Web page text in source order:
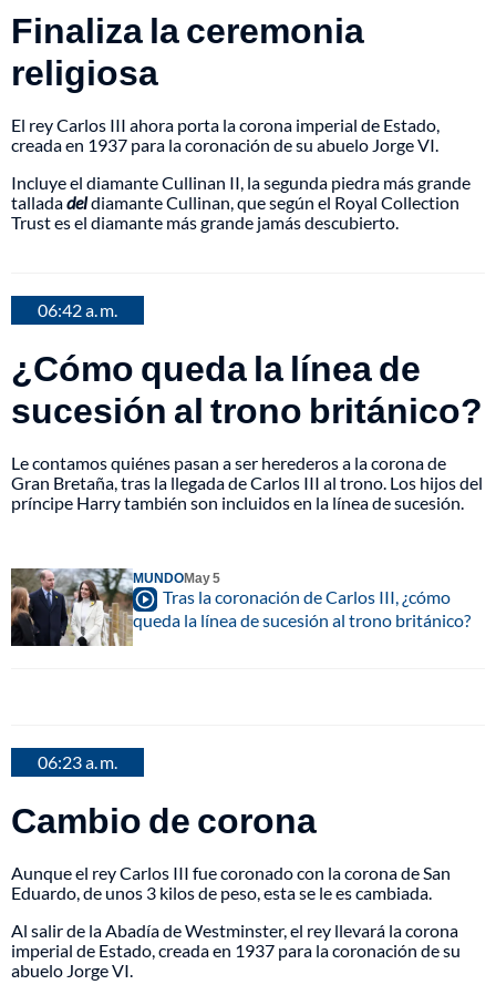
Finaliza la ceremonia
religiosa
El rey Carlos III ahora porta la corona imperial de Estado,
creada en 1937 para la coronación de su abuelo Jorge VI.
Incluye el diamante Cullinan II, la segunda piedra más grande
talladadeldiamante Cullinan, que según el Royal Collection
Trust es el diamante más grande jamás descubierto.
06:42 a. m.
¿Cómo queda la línea de
sucesión al trono británico?
Le contamos quiénes pasan a ser herederos a la corona de
Gran Bretaña, tras la llegada de Carlos III al trono. Los hijos del
príncipe Harry también son incluidos en la línea de sucesión.
MUNDOMay 5
Tras la coronación de Carlos III, ¿cómo
queda la línea de sucesión al trono británico?
06:23 a. m.
Cambio de corona
Aunque el rey Carlos III fue coronado con la corona de San
Eduardo, de unos 3 kilos de peso, esta se le es cambiada.
Al salir de la Abadía de Westminster, el rey llevará la corona
imperial de Estado, creada en 1937 para la coronación de su
abuelo Jorge VI.